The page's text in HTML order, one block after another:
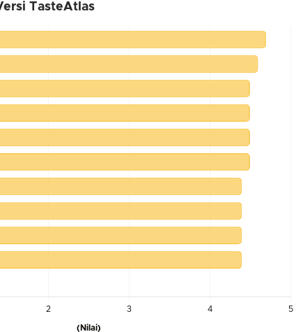
TasteAtlas